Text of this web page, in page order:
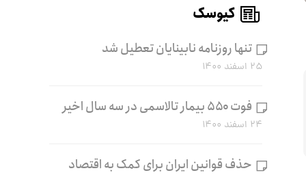
کیوسک
تنها روزنامه نابینایان تعطیل شد
۲۵ اسفند ۱۴۰۰
فوت ۵۵۰ بیمار تالاسمی در سه سال اخیر
۲۴ اسفند ۱۴۰۰
حذف قوانین ایران برای کمک به اقتصاد